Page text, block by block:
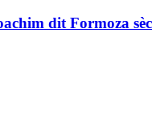
dit Formoza